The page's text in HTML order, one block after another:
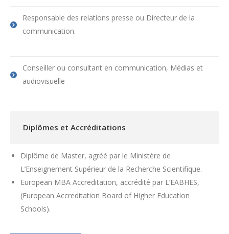
Responsable des relations presse ou Directeur de la
communication.
Conseiller ou consultant en communication, Médias et
audiovisuelle
Diplômes et Accréditations
Diplôme de Master, agréé par le Ministère de
L’Enseignement Supérieur de la Recherche Scientifique.
European MBA Accreditation, accrédité par L’EABHES,
(European Accreditation Board of Higher Education
Schools).